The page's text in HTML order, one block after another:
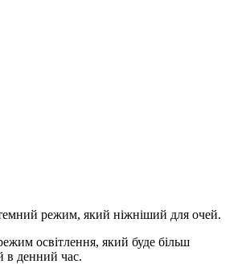
режим, який ніжніший для очей.
освітлення, який буде більш
в денний час.